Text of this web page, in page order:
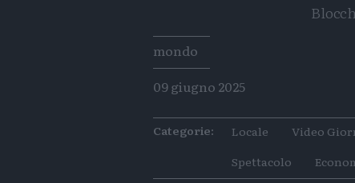
Tags
mondo
09 giugno 2025
Categorie: Locale Video
Spettacolo